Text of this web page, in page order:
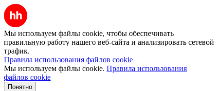
Мы используем файлы cookie, чтобы обеспечивать
правильную работу нашего веб-сайта и анализировать сетевой
трафик.
Правила использования файлов cookie
Мы используем файлы cookie. Правила использования
файлов cookie
Понятно